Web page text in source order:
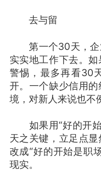
去与留
第一个30天，企
实实地工作下去。
警惕，最多再看30
开。一个缺少信用
境，对新人来说也不
如果用“好的开始
天之关键，立足点
改成“好的开始是职
现实。